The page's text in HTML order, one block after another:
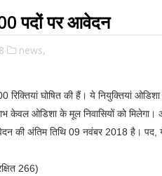
पदों पर आवेदन
news,
रिक्तियां घोषित की हैं। ये नियुक्तियां
ओडिशा के मूल निवासियों को मिलेगा।
अंतिम तिथि 09 नवंबर 2018 है। पद,
266)